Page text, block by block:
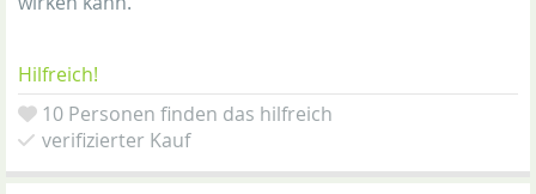
Hilfreich!
10 Personen finden das hilfreich
verifizierter Kauf